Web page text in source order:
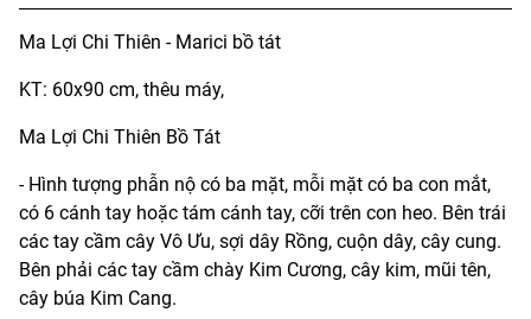
Ma Lợi Chi Thiên - Marici bồ tát
KT: 60x90 cm, thêu máy,
Ma Lợi Chi Thiên Bồ Tát
- Hình tượng phẫn nộ có ba mặt, mỗi mặt có ba con mắt,
có 6 cánh tay hoặc tám cánh tay, cỡi trên con heo. Bên trái
các tay cầm cây Vô Ưu, sợi dây Rồng, cuộn dây, cây cung.
Bên phải các tay cầm chày Kim Cương, cây kim, mũi tên,
cây búa Kim Cang.